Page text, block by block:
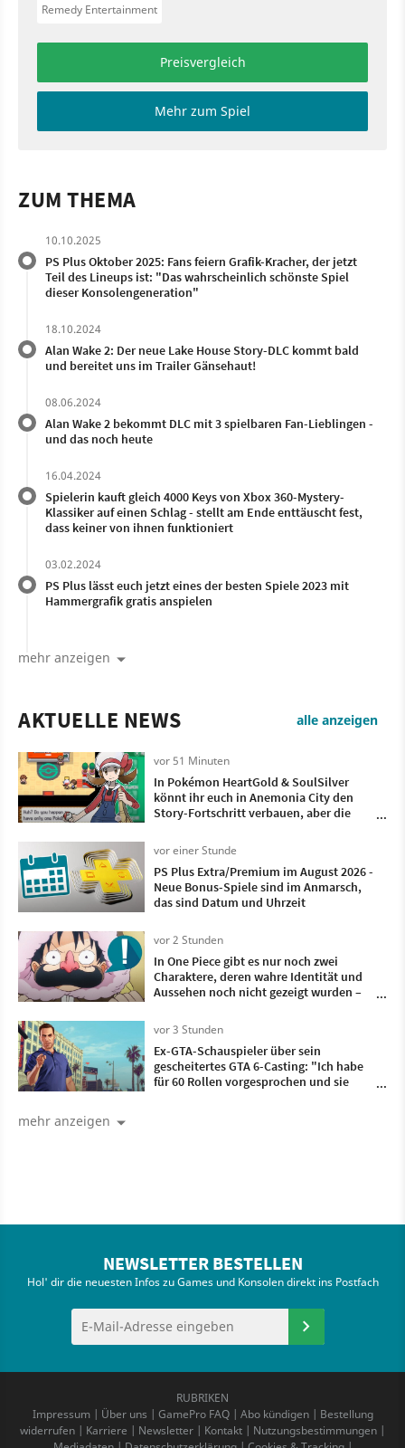
Remedy Entertainment
Preisvergleich
Mehr zum Spiel
ZUM THEMA
10.10.2025
PS Plus Oktober 2025: Fans feiern Grafik-Kracher, der jetzt
Teil des Lineups ist: "Das wahrscheinlich schönste Spiel
dieser Konsolengeneration"
18.10.2024
Alan Wake 2: Der neue Lake House Story-DLC kommt bald
und bereitet uns im Trailer Gänsehaut!
08.06.2024
Alan Wake 2 bekommt DLC mit 3 spielbaren Fan-Lieblingen -
und das noch heute
16.04.2024
Spielerin kauft gleich 4000 Keys von Xbox 360-Mystery-
Klassiker auf einen Schlag - stellt am Ende enttäuscht fest,
dass keiner von ihnen funktioniert
03.02.2024
PS Plus lässt euch jetzt eines der besten Spiele 2023 mit
Hammergrafik gratis anspielen
mehr anzeigen
AKTUELLE NEWS alle anzeigen
vor 51 Minuten
In Pokémon HeartGold & SoulSilver
könnt ihr euch in Anemonia City den
Story-Fortschritt verbauen, aber die
Mechanik eingebaut
vor einer Stunde
PS Plus Extra/Premium im August 2026 -
Neue Bonus-Spiele sind im Anmarsch,
das sind Datum und Uhrzeit
vor 2 Stunden
In One Piece gibt es nur noch zwei
Charaktere, deren wahre Identität und
Aussehen noch nicht gezeigt wurden –
Kapitel passieren
vor 3 Stunden
Ex-GTA-Schauspieler über sein
gescheitertes GTA 6-Casting: "Ich habe
für 60 Rollen vorgesprochen und sie
mehr anzeigen
NEWSLETTER BESTELLEN
Hol' dir die neuesten Infos zu Games und Konsolen direkt ins Postfach
RUBRIKEN
Impressum| Über uns | GamePro FAQ| Abo kündigen| Bestellung
widerrufen | Karriere | Newsletter | Kontakt | Nutzungsbestimmungen |